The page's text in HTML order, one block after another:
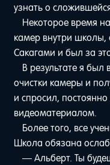
узнать о
Некоторое время
камер внутри
Сакагами и был за
В результате я был
очистки камеры и
и спросил,
видеоматериалом.
Более того, все
Школа обязана
— Альберт. Ты